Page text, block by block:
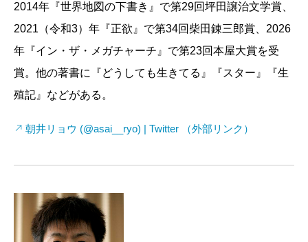
2014年『世界地図の下書き』で第29回坪田譲治文学賞、
2021（令和3）年『正欲』で第34回柴田錬三郎賞、2026
年『イン・ザ・メガチャーチ』で第23回本屋大賞を受
賞。他の著書に『どうしても生きてる』『スター』『生
殖記』などがある。
朝井リョウ (@asai__ryo) | Twitter （外部リンク）